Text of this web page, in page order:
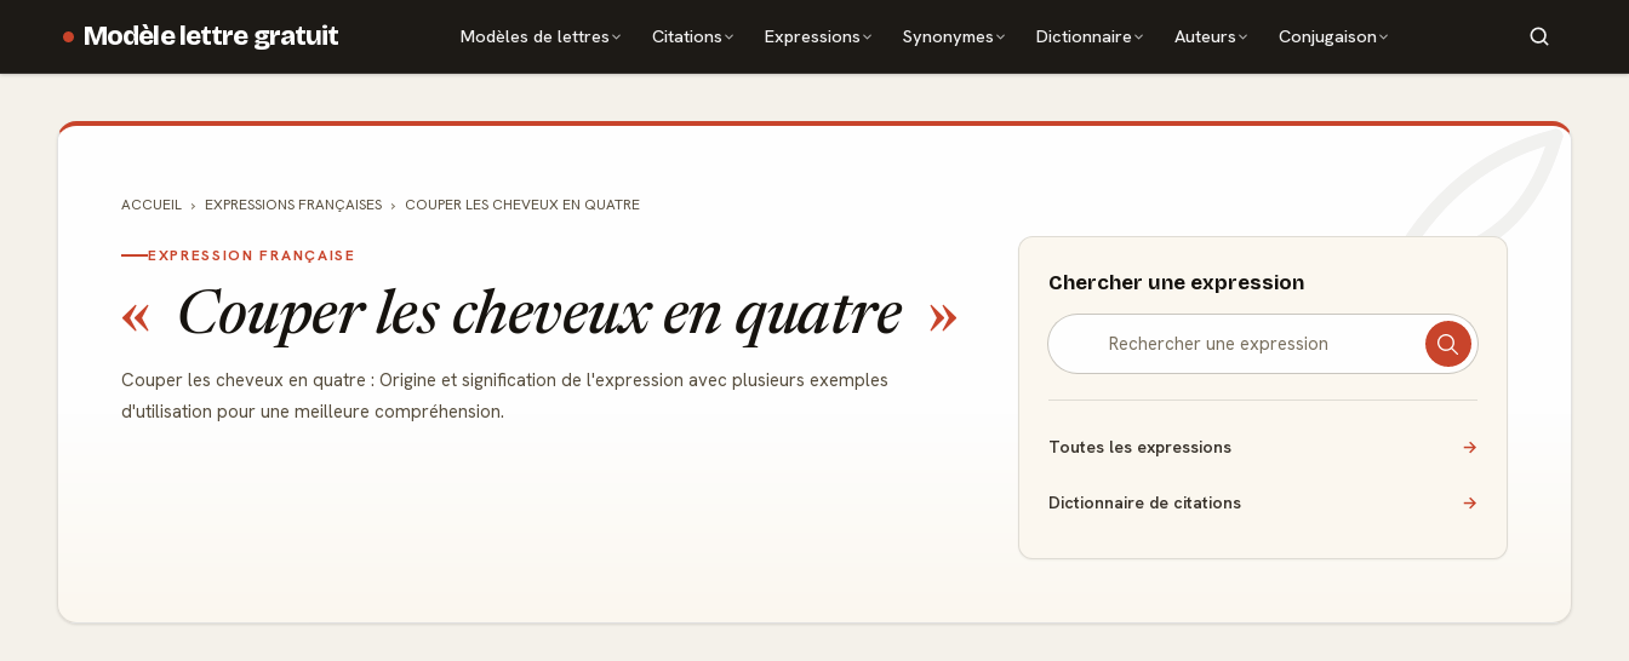
Modèle lettre gratuit Modèles de lettres Citations Expressions Synonymes Dictionnaire Auteurs Conjugaison
ACCUEIL EXPRESSIONS FRANÇAISES COUPER LES CHEVEUX EN QUATRE
EXPRESSION FRANÇAISE
Couper les cheveux en quatre
Couper les cheveux en quatre : Origine et signification de l'expression avec plusieurs exemples
d'utilisation pour une meilleure compréhension.
Chercher une expression
Toutes les expressions →
Dictionnaire de citations →